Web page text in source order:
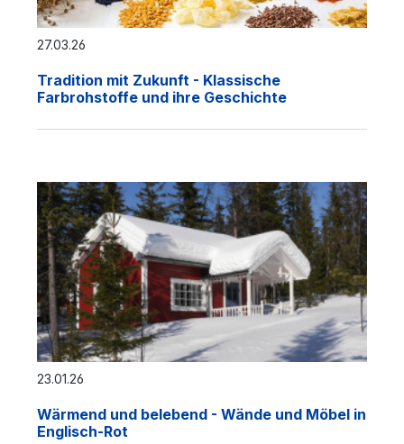
27.03.26
Tradition mit Zukunft - Klassische
Farbrohstoffe und ihre Geschichte
23.01.26
Wärmend und belebend - Wände und Möbel in
Englisch-Rot